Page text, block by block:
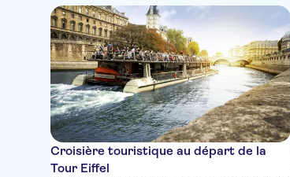
Croisière touristique au départ de la
Tour Eiffel